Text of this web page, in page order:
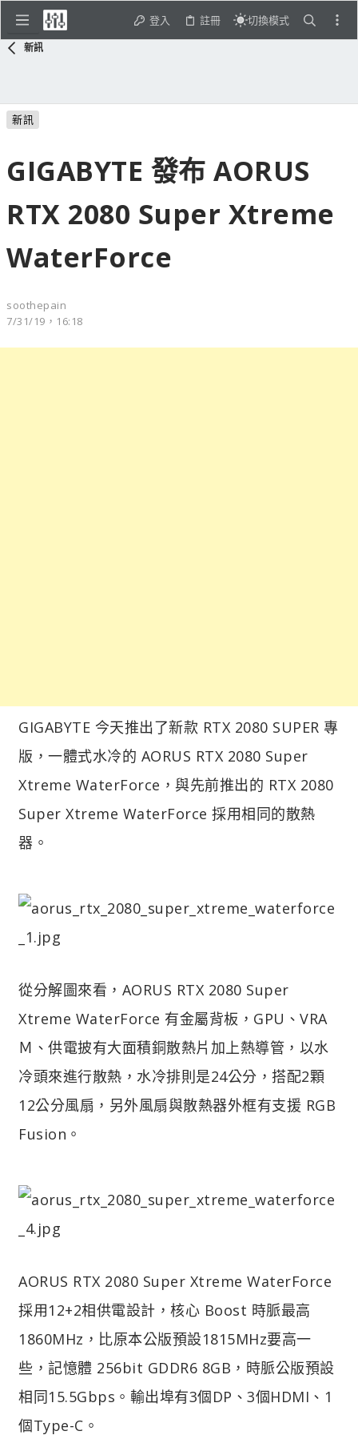
登入 註冊 切換模式
新訊
新訊
GIGABYTE 發布 AORUS
RTX 2080 Super Xtreme
WaterForce
soothepain
7/31/19，16:18
GIGABYTE 今天推出了新款 RTX 2080 SUPER 專
版，一體式水冷的 AORUS RTX 2080 Super
Xtreme WaterForce，與先前推出的 RTX 2080
Super Xtreme WaterForce 採用相同的散熱
器。
從分解圖來看，AORUS RTX 2080 Super
Xtreme WaterForce 有金屬背板，GPU、VRA
Ｍ、供電披有大面積銅散熱片加上熱導管，以水
冷頭來進行散熱，水冷排則是24公分，搭配2顆
12公分風扇，另外風扇與散熱器外框有支援 RGB
Fusion。
AORUS RTX 2080 Super Xtreme WaterForce
採用12+2相供電設計，核心 Boost 時脈最高
1860MHz，比原本公版預設1815MHz要高一
些，記憶體 256bit GDDR6 8GB，時脈公版預設
相同15.5Gbps。輸出埠有3個DP、3個HDMI、1
個Type-C。